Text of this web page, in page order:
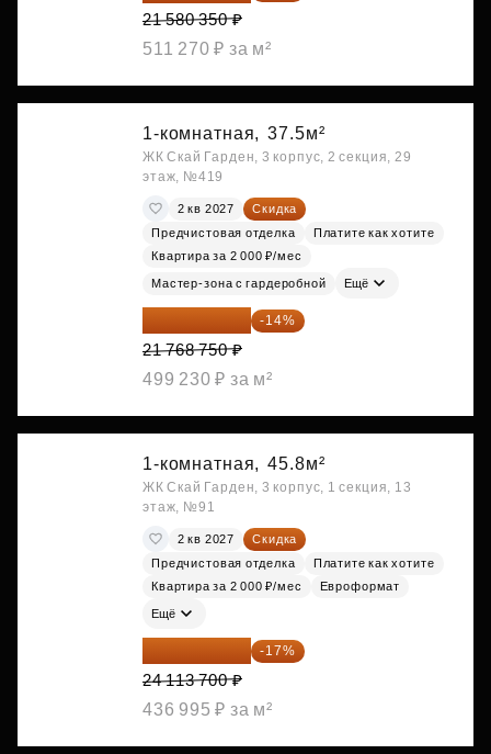
21 580 350 ₽
511 270 ₽ за м²
1-комнатная, 37.5м²
ЖК Скай Гарден, 3 корпус, 2 секция, 29
этаж, №419
2 кв 2027
Скидка
Предчистовая отделка
Платите как хотите
Квартира за 2 000 ₽/мес
Мастер-зона с гардеробной Ещё
18 721 125 ₽ -14%
21 768 750 ₽
499 230 ₽ за м²
1-комнатная, 45.8м²
ЖК Скай Гарден, 3 корпус, 1 секция, 13
этаж, №91
2 кв 2027
Скидка
Предчистовая отделка
Платите как хотите
Квартира за 2 000 ₽/мес
Евроформат
Ещё
20 014 371 ₽ -17%
24 113 700 ₽
436 995 ₽ за м²